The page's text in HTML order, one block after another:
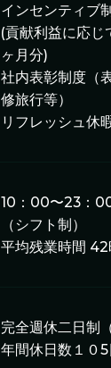
インセンティブ
(貢献利益に応じ
ヶ月分)
社内表彰制度（
修旅行等）
リフレッシュ休
10：00〜23：
（シフト制）
平均残業時間 42
完全週休二日制
年間休日数１０5